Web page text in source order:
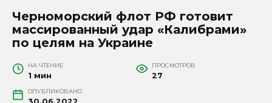
Черноморский флот РФ готовит
массированный удар «Калибрами»
по целям на Украине
НА ЧТЕНИЕ
1 мин
ПРОСМОТРОВ
27
ОПУБЛИКОВАНО